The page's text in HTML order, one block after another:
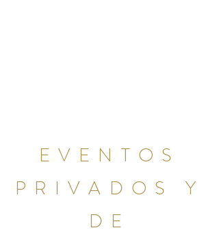
EVENTOS
PRIVADOS Y
DE